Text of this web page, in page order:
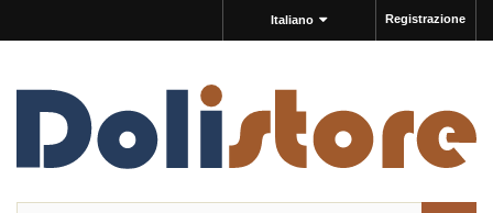
Registrazione
Italiano